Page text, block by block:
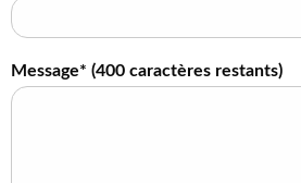
Message* (400 caractères restants)